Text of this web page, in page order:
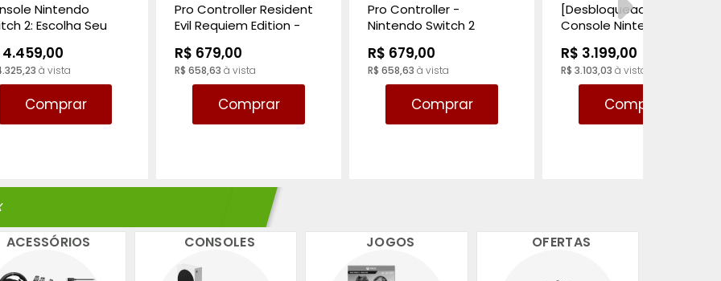
Nintendo
2: Escolha Seu
4.459,00
à vista
Comprar
Pro Controller Resident
Evil Requiem Edition -
R$ 679,00
R$ 658,63 à vista
Comprar
Pro Controller -
Nintendo Switch 2
R$ 679,00
R$ 658,63 à vista
Comprar
[Desbloqueado]
Console Nintendo
256GB Neon
R$ 3.199,00
R$ 3.103,03 à vista
Comprar
ACESSÓRIOS CONSOLES JOGOS OFERTAS